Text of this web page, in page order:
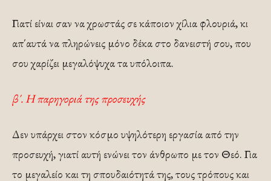
Γιατί είναι σαν να χρωστάς σε κάποιον χίλια φλουριά, κι
απ΄αυτά να πληρώνεις μόνο δέκα στο δανειστή σου, που
σου χαρίζει μεγαλόψυχα τα υπόλοιπα.
β΄. Η παρηγοριά της προσευχής
Δεν υπάρχει στον κόσμο υψηλότερη εργασία από την
προσευχή, γιατί αυτή ενώνει τον άνθρωπο με τον Θεό. Για
το μεγαλείο και τη σπουδαιότητά της, τους τρόπους και